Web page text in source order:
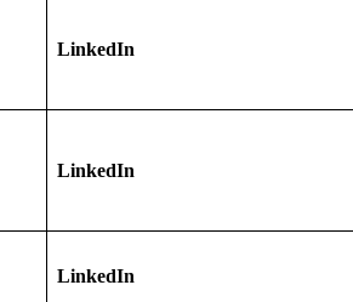
LinkedIn
LinkedIn
LinkedIn